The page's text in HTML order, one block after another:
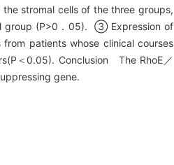
stromal cells of the three groups,
group (P>0．05). ③ Expression of
patients whose clinical courses
＜0.05). Conclusion The RhoE／
gene.